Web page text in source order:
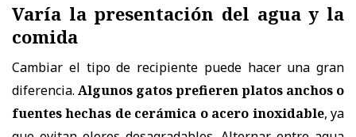
Varía la presentación del agua y la
comida
Cambiar el tipo de recipiente puede hacer una gran
diferencia. Algunos gatos prefieren platos anchos o
fuentes hechas de cerámica o acero inoxidable, ya